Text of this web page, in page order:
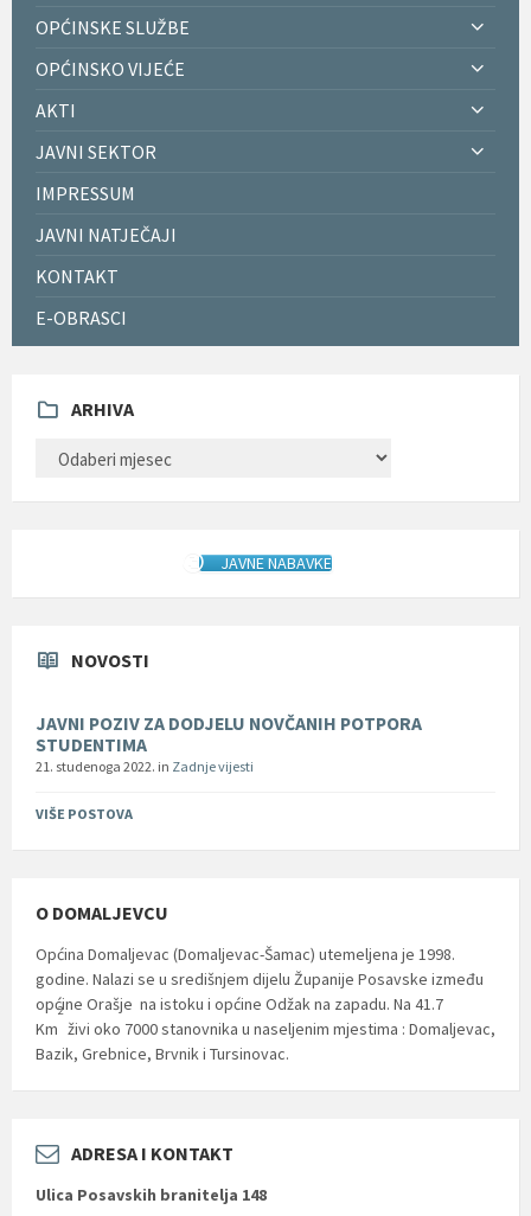
OPĆINSKE SLUŽBE
OPĆINSKO VIJEĆE
AKTI
JAVNI SEKTOR
IMPRESSUM
JAVNI NATJEČAJI
KONTAKT
E-OBRASCI
ARHIVA
JAVNE NABAVKE
NOVOSTI
JAVNI POZIV ZA DODJELU NOVČANIH POTPORA
STUDENTIMA
21. studenoga 2022. in Zadnje vijesti
VIŠE POSTOVA
O DOMALJEVCU
Općina Domaljevac (Domaljevac-Šamac) utemeljena je 1998.
godine. Nalazi se u središnjem dijelu Županije Posavske između
općine Orašje na istoku i općine Odžak na zapadu. Na 41.7
Km
2
živi oko 7000 stanovnika u naseljenim mjestima : Domaljevac,
Bazik, Grebnice, Brvnik i Tursinovac.
ADRESA I KONTAKT
Ulica Posavskih branitelja 148